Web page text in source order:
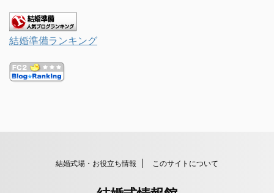
結婚準備ランキング
結婚式場・お役立ち情報 このサイトについて